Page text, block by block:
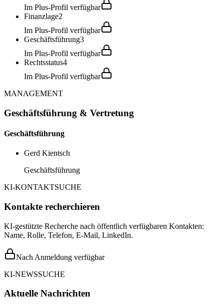
Im Plus-Profil verfügbar
Finanzlage2
Im Plus-Profil verfügbar
Geschäftsführung3
Im Plus-Profil verfügbar
Rechtsstatus4
Im Plus-Profil verfügbar
MANAGEMENT
Geschäftsführung & Vertretung
Geschäftsführung
Gerd Kientsch
Geschäftsführung
KI-KONTAKTSUCHE
Kontakte recherchieren
KI-gestützte Recherche nach öffentlich verfügbaren Kontakten:
Name, Rolle, Telefon, E-Mail, LinkedIn.
Nach Anmeldung verfügbar
KI-NEWSSUCHE
Aktuelle Nachrichten